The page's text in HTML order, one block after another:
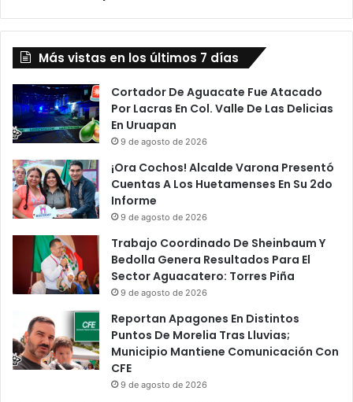
Puentes
Más vistas en los últimos 7 días
Cortador De Aguacate Fue Atacado
Por Lacras En Col. Valle De Las Delicias
En Uruapan
9 de agosto de 2026
¡Ora Cochos! Alcalde Varona Presentó
Cuentas A Los Huetamenses En Su 2do
Informe
9 de agosto de 2026
Trabajo Coordinado De Sheinbaum Y
Bedolla Genera Resultados Para El
Sector Aguacatero: Torres Piña
9 de agosto de 2026
Reportan Apagones En Distintos
Puntos De Morelia Tras Lluvias;
Municipio Mantiene Comunicación Con
CFE
9 de agosto de 2026